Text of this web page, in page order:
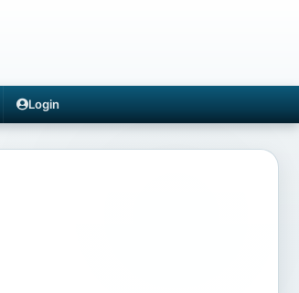
Login